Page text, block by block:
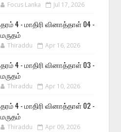
Focus Lanka Jul 17, 2026
தரம் 4 - மாதிரி வினாத்தாள் 04 -
மருதம்
Thiraddu Apr 16, 2026
தரம் 4 - மாதிரி வினாத்தாள் 03 -
மருதம்
Thiraddu Apr 10, 2026
தரம் 4 - மாதிரி வினாத்தாள் 02 -
மருதம்
Thiraddu Apr 09, 2026